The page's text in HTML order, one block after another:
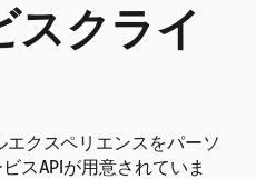
スクライ
エクスペリエンスをパーソ
スAPIが用意されていま